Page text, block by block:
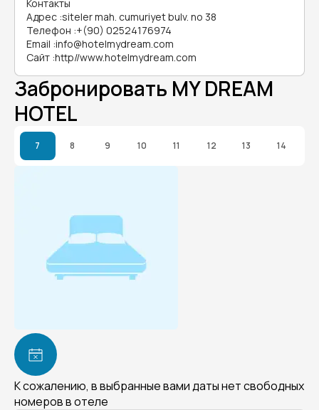
Контакты
Адрес :siteler mah. cumuriyet bulv. no 38
Телефон :+(90) 02524176974
Email :info@hotelmydream.com
Сайт :http//www.hotelmydream.com
Забронировать MY DREAM
HOTEL
7 8 9 10 11 12 13 14
К сожалению, в выбранные вами даты нет свободных
номеров в отеле